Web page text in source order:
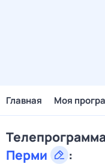
Главная Моя
Перми
: